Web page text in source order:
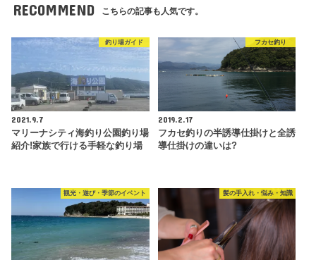
RECOMMEND こちらの記事も人気です。
釣り場ガイド
2021.9.7
マリーナシティ海釣り公園釣り場
紹介!家族で行ける手軽な釣り場
フカセ釣り
2019.2.17
フカセ釣りの半誘導仕掛けと全誘
導仕掛けの違いは?
観光・遊び・季節のイベント 髪の手入れ・悩み・知識